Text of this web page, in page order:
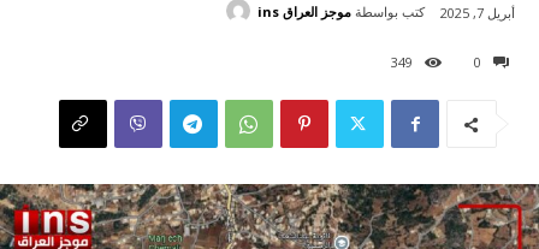
0
349
أبريل 7, 2025 كتب بواسطة موجز العراق ins